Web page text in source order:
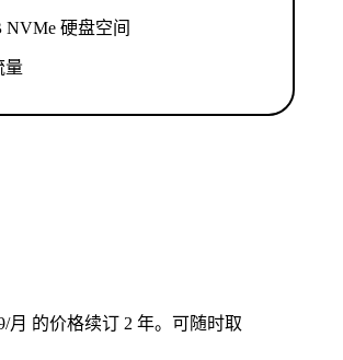
NVMe 硬盘空间
量
月 的价格续订 2 年。可随时取